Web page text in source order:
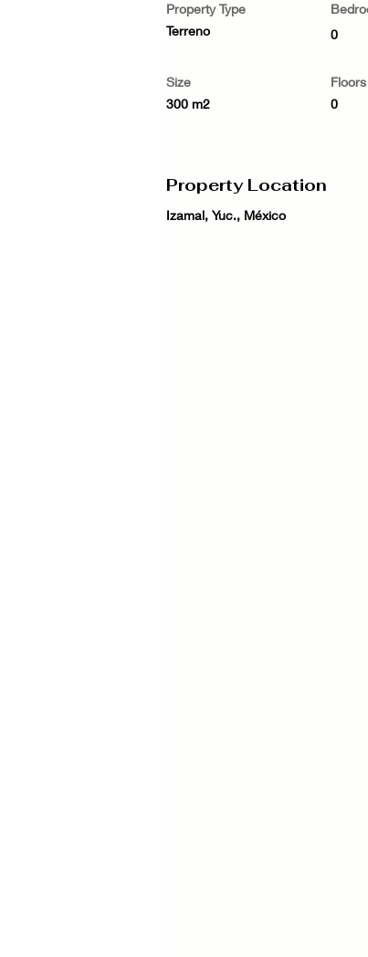
Property Type
Terreno
0
Size
300 m2
Floors
0
Property Location
Izamal, Yuc., México